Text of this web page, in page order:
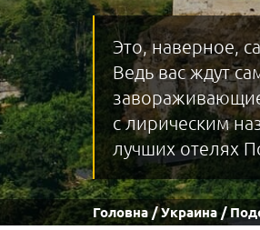
Это, наверное,
Ведь вас ждут
с лирическим
лучших отелях
Головна Украина